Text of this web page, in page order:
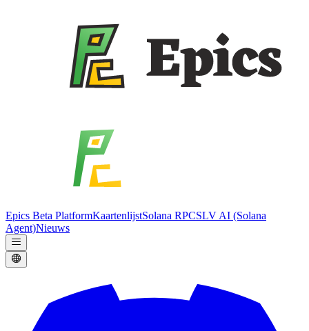
Epics Beta PlatformKaartenlijstSolana RPCSLV AI (Solana
Agent)Nieuws